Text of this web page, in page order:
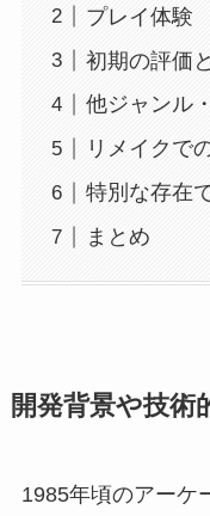
プレイ体験
初期の評価
他ジャンル
リメイクで
特別な存在
まとめ
開発背景や技術
1985年頃のアーケ